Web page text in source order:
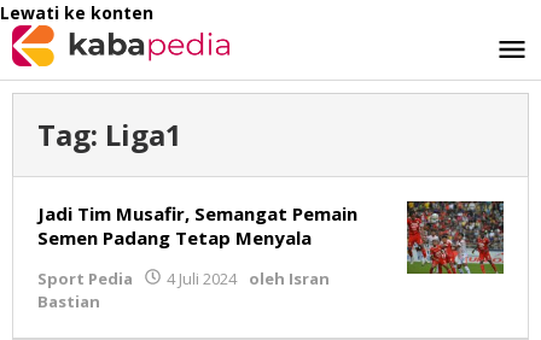
Lewati ke konten
Tag: Liga1
Jadi Tim Musafir, Semangat Pemain
Semen Padang Tetap Menyala
Sport Pedia 4 Juli 2024 oleh Isran
Bastian